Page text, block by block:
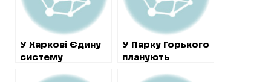
У Харкові Єдину
систему
У Парку Горького
планують